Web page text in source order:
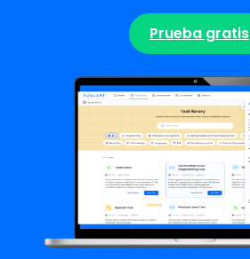
Prueba gratis